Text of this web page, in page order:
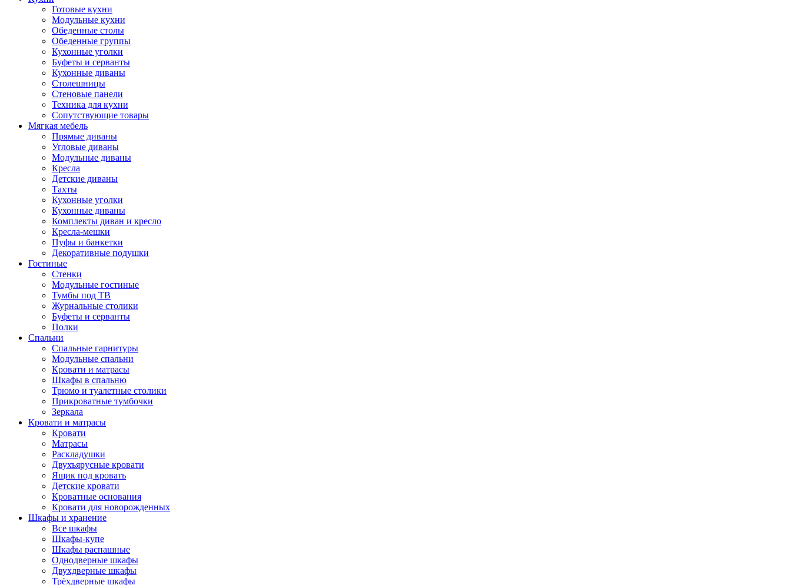
Готовые кухни
Модульные кухни
Обеденные столы
Обеденные группы
Кухонные уголки
Буфеты и серванты
Кухонные диваны
Столешницы
Стеновые панели
Техника для кухни
Сопутствующие товары
Мягкая мебель
Прямые диваны
Угловые диваны
Модульные диваны
Кресла
Детские диваны
Тахты
Кухонные уголки
Кухонные диваны
Комплекты диван и кресло
Кресла-мешки
Пуфы и банкетки
Декоративные подушки
Гостиные
Стенки
Модульные гостиные
Тумбы под ТВ
Журнальные столики
Буфеты и серванты
Полки
Спальни
Спальные гарнитуры
Модульные спальни
Кровати и матрасы
Шкафы в спальню
Трюмо и туалетные столики
Прикроватные тумбочки
Зеркала
Кровати и матрасы
Кровати
Матрасы
Раскладушки
Двухъярусные кровати
Ящик под кровать
Детские кровати
Кроватные основания
Кровати для новорожденных
Шкафы и хранение
Все шкафы
Шкафы-купе
Шкафы распашные
Однодверные шкафы
Двухдверные шкафы
Трёхдверные шкафы